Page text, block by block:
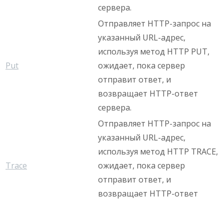
сервера.
Put
Отправляет HTTP-запрос на
указанный URL-адрес,
используя метод HTTP PUT,
ожидает, пока сервер
отправит ответ, и
возвращает HTTP-ответ
сервера.
Trace
Отправляет HTTP-запрос на
указанный URL-адрес,
используя метод HTTP TRACE,
ожидает, пока сервер
отправит ответ, и
возвращает HTTP-ответ